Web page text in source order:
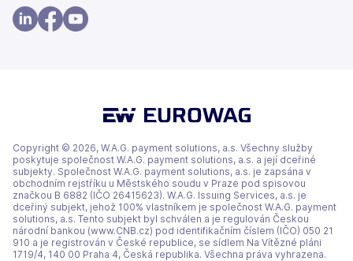
v
nových
Copyright © 2026, W.A.G. payment solutions, a.s. Všechny služby
poskytuje společnost W.A.G. payment solutions, a.s. a její dceřiné
subjekty. Společnost W.A.G. payment solutions, a.s. je zapsána v
obchodním rejstříku u Městského soudu v Praze pod spisovou
značkou B 6882 (IČO 26415623). W.A.G. Issuing Services, a.s. je
dceřiný subjekt, jehož 100% vlastníkem je společnost W.A.G. payment
solutions, a.s. Tento subjekt byl schválen a je regulován Českou
národní bankou (www.CNB.cz) pod identifikačním číslem (IČO) 050 21
910 a je registrován v České republice, se sídlem Na Vítězné pláni
1719/4, 140 00 Praha 4, Česká republika. Všechna práva vyhrazena.